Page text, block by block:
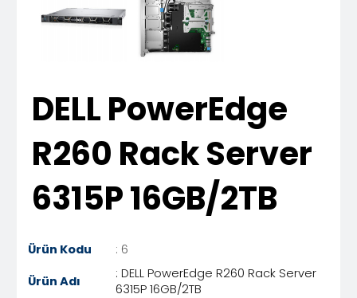
DELL PowerEdge
R260 Rack Server
6315P 16GB/2TB
Ürün Kodu
: 6
Ürün Adı
: DELL PowerEdge R260 Rack Server
6315P 16GB/2TB